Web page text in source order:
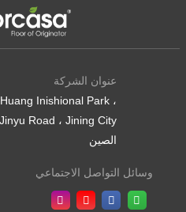
عنوان الشركة
Huang Inishional Park ،
الصين
وسائل التواصل الاجتماعي